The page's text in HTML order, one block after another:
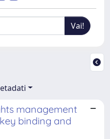
management
binding and